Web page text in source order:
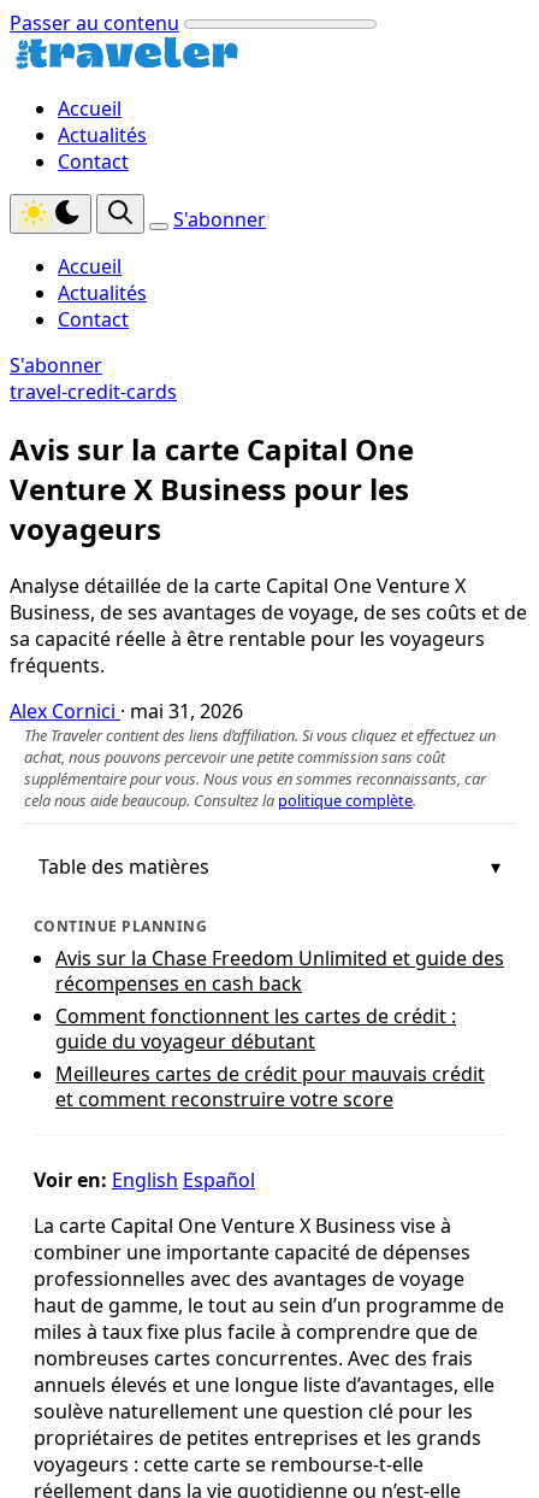
Passer au contenu
Accueil
Actualités
Contact
S'abonner
Accueil
Actualités
Contact
S'abonner
travel-credit-cards
Avis sur la carte Capital One
Venture X Business pour les
voyageurs
Analyse détaillée de la carte Capital One Venture X
Business, de ses avantages de voyage, de ses coûts et de
sa capacité réelle à être rentable pour les voyageurs
fréquents.
Alex Cornici · mai 31, 2026
The Traveler contient des liens d’affiliation. Si vous cliquez et effectuez un
achat, nous pouvons percevoir une petite commission sans coût
supplémentaire pour vous. Nous vous en sommes reconnaissants, car
cela nous aide beaucoup. Consultez la politique complète.
Table des matières
CONTINUE PLANNING
Avis sur la Chase Freedom Unlimited et guide des
récompenses en cash back
Comment fonctionnent les cartes de crédit :
guide du voyageur débutant
Meilleures cartes de crédit pour mauvais crédit
et comment reconstruire votre score
Voir en: English Español
La carte Capital One Venture X Business vise à
combiner une importante capacité de dépenses
professionnelles avec des avantages de voyage
haut de gamme, le tout au sein d’un programme de
miles à taux fixe plus facile à comprendre que de
nombreuses cartes concurrentes. Avec des frais
annuels élevés et une longue liste d’avantages, elle
soulève naturellement une question clé pour les
propriétaires de petites entreprises et les grands
voyageurs : cette carte se rembourse‑t‑elle
réellement dans la vie quotidienne ou n’est‑elle